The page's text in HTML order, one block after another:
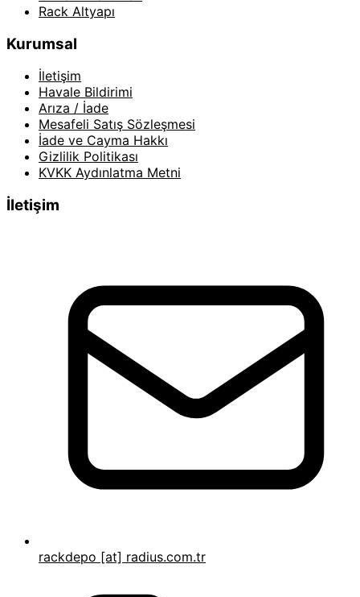
Rack Altyapı
Kurumsal
İletişim
Havale Bildirimi
Arıza / İade
Mesafeli Satış Sözleşmesi
İade ve Cayma Hakkı
Gizlilik Politikası
KVKK Aydınlatma Metni
İletişim
rackdepo [at] radius.com.tr